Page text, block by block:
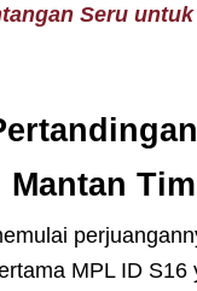
Seru untuk
Mantan Tim
MPL ID S16